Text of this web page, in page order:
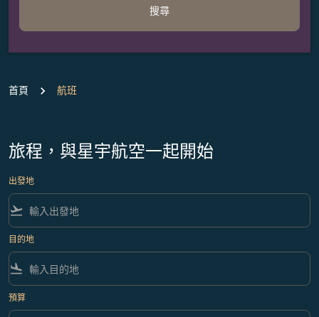
搜尋
首頁 航班
旅程，與星宇航空一起開始
出發地
flight_takeoff
目的地
flight_land
預算